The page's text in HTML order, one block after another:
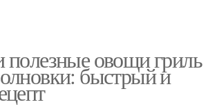
овощи гриль
быстрый и